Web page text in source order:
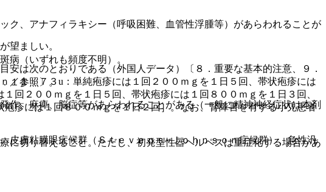
、アナフィラキシー（呼吸困難、血管性浮腫等）があらわれることが
病（いずれも頻度不明）。
１参照〕。
、麻痺、脳症等があらわれることがある（一般に精神神経症状は本剤
膚粘膜眼症候群（Ｓｔｅｖｅｎｓ−Ｊｏｈｎｓｏｎ症候群）、急性汎
望ましい。
は次のとおりである（外国人データ）〔８．重要な基本的注意、９．
／１．７３u：単純疱疹には１回２００ｍｇを１日５回、帯状疱疹には
回２００ｍｇを１日５回、帯状疱疹には１回８００ｍｇを１日３回、
疹には１回８００ｍｇを１日２回］。なお、腎障害を有する小児患者
切り替えること。ただし、初発型性器ヘルペスは重症化する場合があ